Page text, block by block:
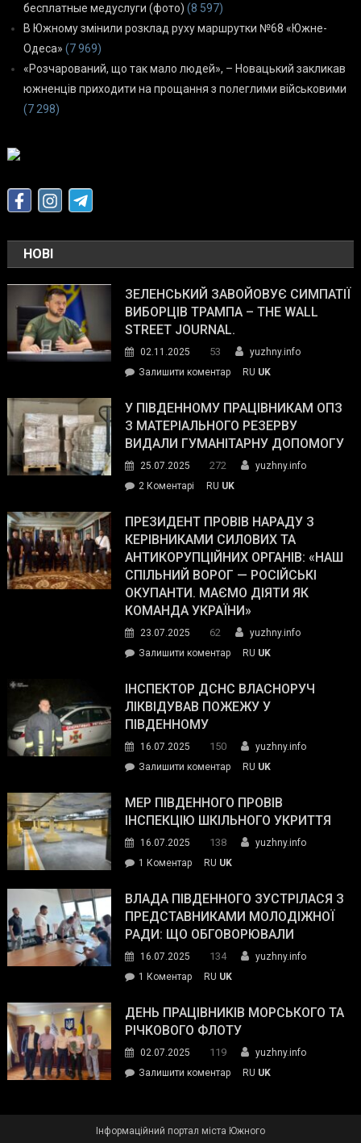
бесплатные медуслуги (фото) (8 597)
В Южному змінили розклад руху маршрутки №68 «Южне-
Одеса» (7 969)
«Розчарований, що так мало людей», – Новацький закликав
южненців приходити на прощання з полеглими військовими
(7 298)
НОВІ
ЗЕЛЕНСЬКИЙ ЗАВОЙОВУЄ СИМПАТІЇ
ВИБОРЦІВ ТРАМПА – THE WALL
STREET JOURNAL.
02.11.2025 53
yuzhny.info
Залишити коментарon
завойовує
симпатії
виборців
The
Street
Journal.
RU UK
У ПІВДЕННОМУ ПРАЦІВНИКАМ ОПЗ
З МАТЕРІАЛЬНОГО РЕЗЕРВУ
ВИДАЛИ ГУМАНІТАРНУ ДОПОМОГУ
25.07.2025 272
yuzhny.info
2 Коментарі
Південному
працівникам
ОПЗ
з
матеріального
резерву
гуманітарну
допомогу
RU UK
ПРЕЗИДЕНТ ПРОВІВ НАРАДУ З
КЕРІВНИКАМИ СИЛОВИХ ТА
АНТИКОРУПЦІЙНИХ ОРГАНІВ: «НАШ
СПІЛЬНИЙ ВОРОГ — РОСІЙСЬКІ
ОКУПАНТИ. МАЄМО ДІЯТИ ЯК
КОМАНДА УКРАЇНИ»
23.07.2025 62
yuzhny.info
Залишити коментарon
провів
нараду
силових
та
органів:
«Наш
спільний
окупанти.
Маємо
діяти
команда
RU UK
ІНСПЕКТОР ДСНС ВЛАСНОРУЧ
ЛІКВІДУВАВ ПОЖЕЖУ У
ПІВДЕННОМУ
16.07.2025 150
yuzhny.info
Залишити коментарon
ДСНС
власноруч
пожежу
у
RU UK
МЕР ПІВДЕННОГО ПРОВІВ
ІНСПЕКЦІЮ ШКІЛЬНОГО УКРИТТЯ
16.07.2025 138
yuzhny.info
1 Коментардо
Південного
провів
інспекцію
укриття
RU UK
ВЛАДА ПІВДЕННОГО ЗУСТРІЛАСЯ З
ПРЕДСТАВНИКАМИ МОЛОДІЖНОЇ
РАДИ: ЩО ОБГОВОРЮВАЛИ
16.07.2025 134
yuzhny.info
1 Коментардо
Південного
зустрілася
представниками
молодіжної
обговорювали
RU UK
ДЕНЬ ПРАЦІВНИКІВ МОРСЬКОГО ТА
РІЧКОВОГО ФЛОТУ
02.07.2025 119
yuzhny.info
Залишити коментарon
RU UK
Інформаційний портал міста Южного